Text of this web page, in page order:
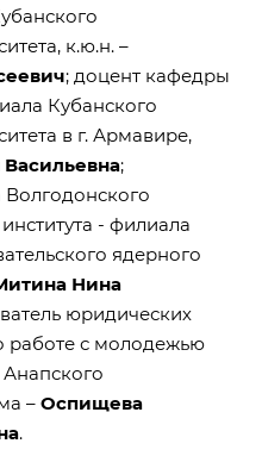
к.ю.н. –
; доцент кафедры
Кубанского
в г. Армавире,
Васильевна;
Волгодонского
- филиала
ядерного
Нина
юридических
работе с молодежью
– Оспищева
.